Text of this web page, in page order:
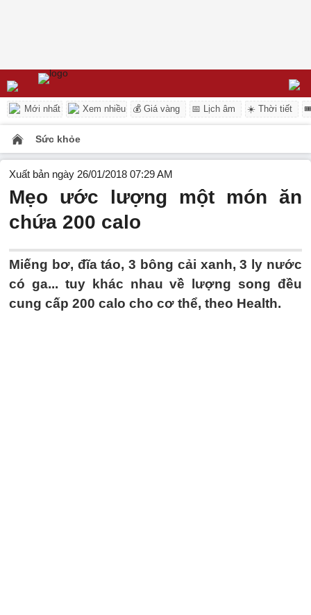
Mới nhất Xem nhiều 💰 Giá vàng 📅 Lịch âm ☀️ Thời tiết
Sức khỏe
Xuất bản ngày 26/01/2018 07:29 AM
Mẹo ước lượng một món ăn
chứa 200 calo
Miếng bơ, đĩa táo, 3 bông cải xanh, 3 ly nước
có ga... tuy khác nhau về lượng song đều
cung cấp 200 calo cho cơ thể, theo Health.